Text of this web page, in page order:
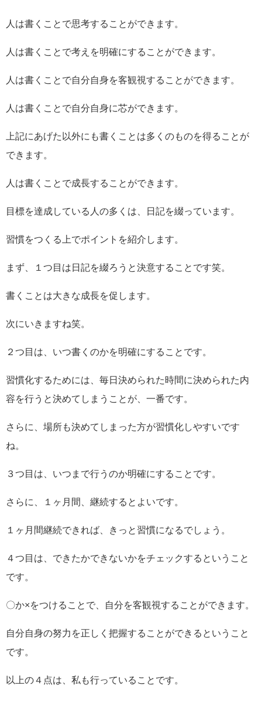
人は書くことで思考することができます。
人は書くことで考えを明確にすることができます。
人は書くことで自分自身を客観視することができます。
人は書くことで自分自身に芯ができます。
上記にあげた以外にも書くことは多くのものを得ることが
できます。
人は書くことで成長することができます。
目標を達成している人の多くは、日記を綴っています。
習慣をつくる上でポイントを紹介します。
まず、１つ目は日記を綴ろうと決意することです笑。
書くことは大きな成長を促します。
次にいきますね笑。
２つ目は、いつ書くのかを明確にすることです。
習慣化するためには、毎日決められた時間に決められた内
容を行うと決めてしまうことが、一番です。
さらに、場所も決めてしまった方が習慣化しやすいです
ね。
３つ目は、いつまで行うのか明確にすることです。
さらに、１ヶ月間、継続するとよいです。
１ヶ月間継続できれば、きっと習慣になるでしょう。
４つ目は、できたかできないかをチェックするということ
です。
〇か×をつけることで、自分を客観視することができます。
自分自身の努力を正しく把握することができるということ
です。
以上の４点は、私も行っていることです。